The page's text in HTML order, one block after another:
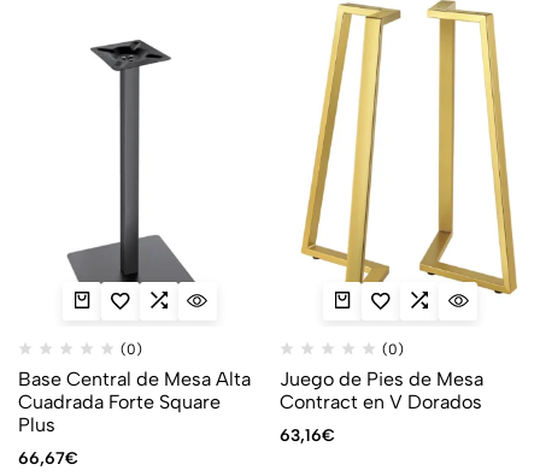
(0)
Base Central de Mesa Alta
Cuadrada Forte Square
Plus
66,67€
(0)
Juego de Pies de Mesa
Contract en V Dorados
63,16€